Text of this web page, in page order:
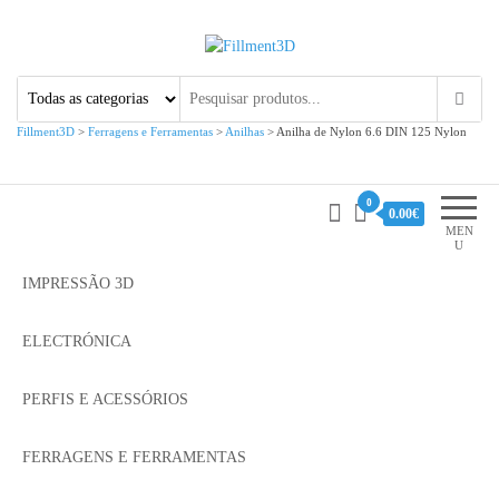
Fillment3D
Fillment3D > Ferragens e Ferramentas > Anilhas > Anilha de Nylon 6.6 DIN 125 Nylon
MEN
U
0
0.00€
IMPRESSÃO 3D
ELECTRÓNICA
PERFIS E ACESSÓRIOS
FERRAGENS E FERRAMENTAS